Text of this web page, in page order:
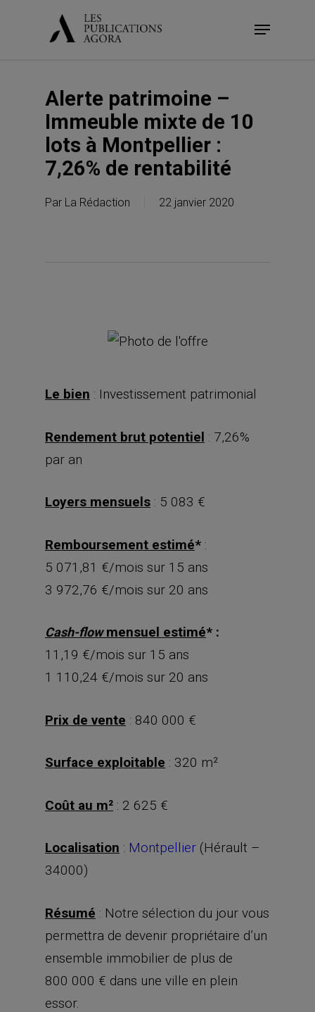
Menu
Alerte patrimoine –
Immeuble mixte de 10
lots à Montpellier :
7,26% de rentabilité
Par La Rédaction 22 janvier 2020
Le bien : Investissement patrimonial
Rendement brut potentiel : 7,26%
par an
Loyers mensuels : 5 083 €
Remboursement estimé* :
5 071,81 €/mois sur 15 ans
3 972,76 €/mois sur 20 ans
Cash-flowmensuel estimé* :
11,19 €/mois sur 15 ans
1 110,24 €/mois sur 20 ans
Prix de vente : 840 000 €
Surface exploitable : 320 m²
Coût au m² : 2 625 €
Localisation : Montpellier (Hérault –
34000)
Résumé : Notre sélection du jour vous
permettra de devenir propriétaire d’un
ensemble immobilier de plus de
800 000 € dans une ville en plein
essor.